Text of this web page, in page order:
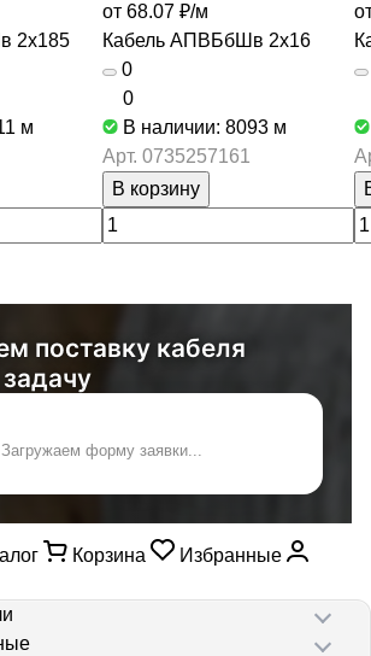
2х185
м
от 68.07 ₽/м
Кабель АПВБбШв 2х16
0
0
В наличии: 8093 м
Арт. 0735257161
В корзину
поставку кабеля
Загружаем форму заявки...
Корзина
Избранные